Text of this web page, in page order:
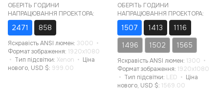
ОБЕРІТЬ ГОДИНИ
НАПРАЦЮВАННЯ ПРОЕКТОРА:
2471 858
Яскравість ANSI люмен 3000
Формат зображення 1920x1080
Тип підсвітки Xenon
Ціна
нового, USD $ 999.00
ОБЕРІТЬ ГОДИНИ
НАПРАЦЮВАННЯ ПРОЕКТОРА:
1507 1413
1116
1496
1502 1565
Яскравість ANSI люмен 1300
Формат зображення 1920x1080
Тип підсвітки LED
Ціна
нового, USD $ 1569.00